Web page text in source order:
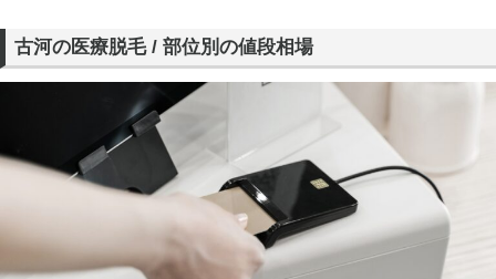
古河の医療脱毛 / 部位別の値段相場